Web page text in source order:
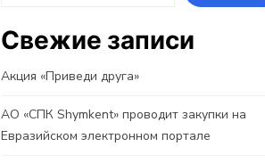
Свежие записи
Акция «Приведи друга»
АО «СПК Shymkent» проводит закупки на
Евразийском электронном портале